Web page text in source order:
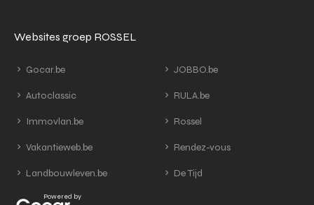
Websites groep ROSSEL
Gocar.be
Autoclassic
Immovlan.be
Vakantieweb.be
Landbouwleven.be
JOBBO.be
RULA.be
Rossel
Rendez-vous
De Tijd
Powered by